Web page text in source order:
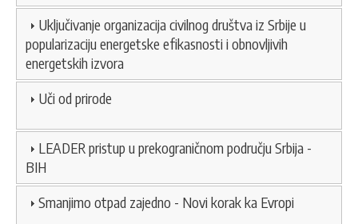
Uključivanje organizacija civilnog društva iz Srbije u
popularizaciju energetske efikasnosti i obnovljivih
energetskih izvora
Uči od prirode
LEADER pristup u prekograničnom području Srbija -
BIH
Smanjimo otpad zajedno - Novi korak ka Evropi